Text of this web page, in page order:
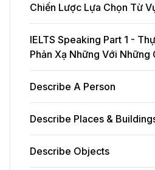
Chiến Lược Lựa Chọn Từ
IELTS Speaking Part 1 -
Phản Xạ Những Với Những
Describe A Person
Describe Places &
Describe Objects